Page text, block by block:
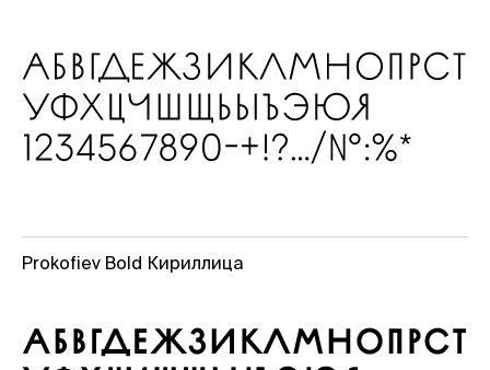
Prokofiev Bold Кириллица